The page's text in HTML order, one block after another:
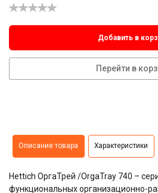
Добавить в
Перейти в
Описание товара Характеристики
Hettich ОргаТрей /OrgaTray 740 –
функциональных организационно-